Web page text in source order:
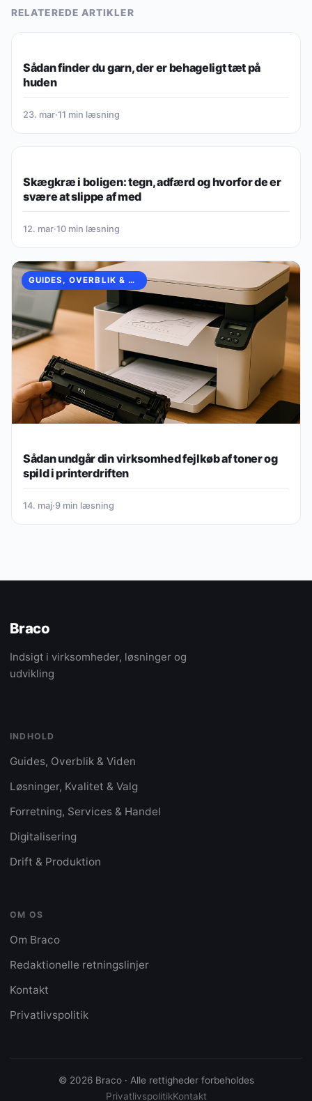
RELATEREDE ARTIKLER
Sådan finder du garn, der er behageligt tæt på
huden
23. mar·11 min læsning
Skægkræ i boligen: tegn, adfærd og hvorfor de er
svære at slippe af med
12. mar·10 min læsning
GUIDES, OVERBLIK & VIDEN
Sådan undgår din virksomhed fejlkøb af toner og
spild i printerdriften
14. maj·9 min læsning
Braco
Indsigt i virksomheder, løsninger og
udvikling
INDHOLD
Guides, Overblik & Viden
Løsninger, Kvalitet & Valg
Forretning, Services & Handel
Digitalisering
Drift & Produktion
OM OS
Om Braco
Redaktionelle retningslinjer
Kontakt
Privatlivspolitik
© 2026 Braco · Alle rettigheder forbeholdes
PrivatlivspolitikKontakt